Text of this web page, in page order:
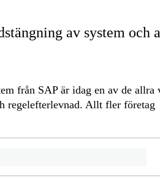
av system
från SAP är idag en av de
regelefterlevnad. Allt fler företag